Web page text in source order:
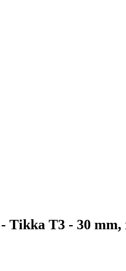
T3 - 30 mm,